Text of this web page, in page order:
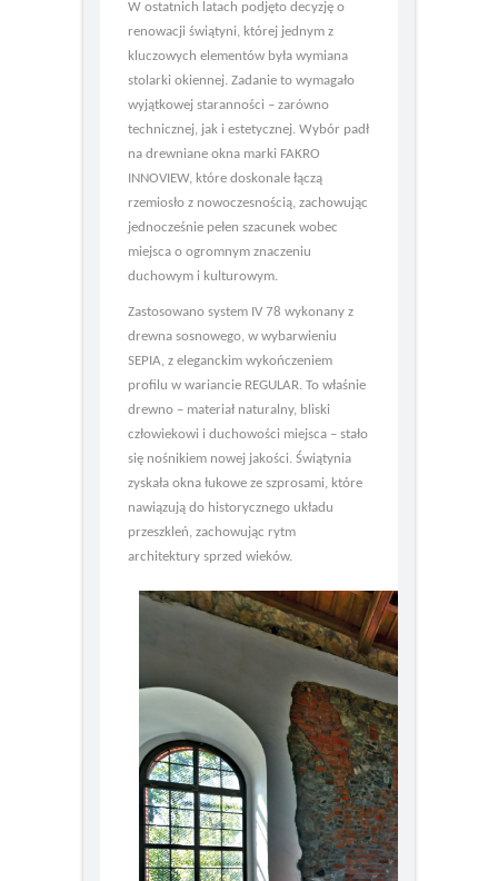
W ostatnich latach podjęto decyzję o
renowacji świątyni, której jednym z
kluczowych elementów była wymiana
stolarki okiennej. Zadanie to wymagało
wyjątkowej staranności – zarówno
technicznej, jak i estetycznej. Wybór padł
na drewniane okna marki FAKRO
INNOVIEW, które doskonale łączą
rzemiosło z nowoczesnością, zachowując
jednocześnie pełen szacunek wobec
miejsca o ogromnym znaczeniu
Zastosowano system IV 78 wykonany z
drewna sosnowego, w wybarwieniu
SEPIA, z eleganckim wykończeniem
profilu w wariancie REGULAR. To właśnie
drewno – materiał naturalny, bliski
człowiekowi i duchowości miejsca – stało
się nośnikiem nowej jakości. Świątynia
zyskała okna łukowe ze szprosami, które
nawiązują do historycznego układu
przeszkleń, zachowując rytm